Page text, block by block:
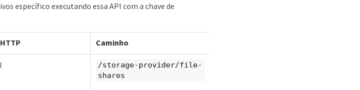
específico executando essa API com a chave de
Caminho
/storage-provider/file-
shares